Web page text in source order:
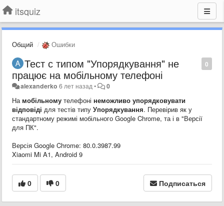
itsquiz
Общий Ошибки
0
Тест с типом "Упорядкування" не
працює на мобільному телефоні
alexanderko 6 лет назад • 0
На мобільному телефоні неможливо упорядковувати
відповіді для тестів типу Упорядкування. Перевірив як у
стандартному режимі мобільного Google Chrome, та і в "Версії
для ПК".
Версія Google Chrome: 80.0.3987.99
Xiaomi Mi A1, Android 9
0 0 Подписаться